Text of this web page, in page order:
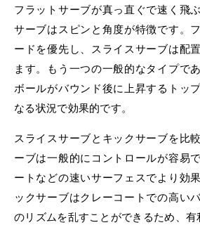
フラットサーブが真っ直ぐで速く飛
サーブはスピンと角度が特徴です。
ードを優先し、スライスサーブは配
ます。もう一つの一般的なタイプで
ボールがバウンド後に上昇するトッ
なる状況で効果的です。
スライスサーブとキックサーブを比
ーブは一般的にコントロールが容易
ートなどの速いサーフェスでより効
ックサーブはクレーコートでの高い
のリズムを乱すことができるため、有